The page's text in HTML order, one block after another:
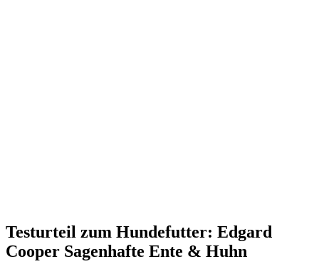
Testurteil zum Hundefutter: Edgard
Cooper Sagenhafte Ente & Huhn